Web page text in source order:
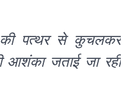
की पत्थर से कुचलकर
आशंका जताई जा रही